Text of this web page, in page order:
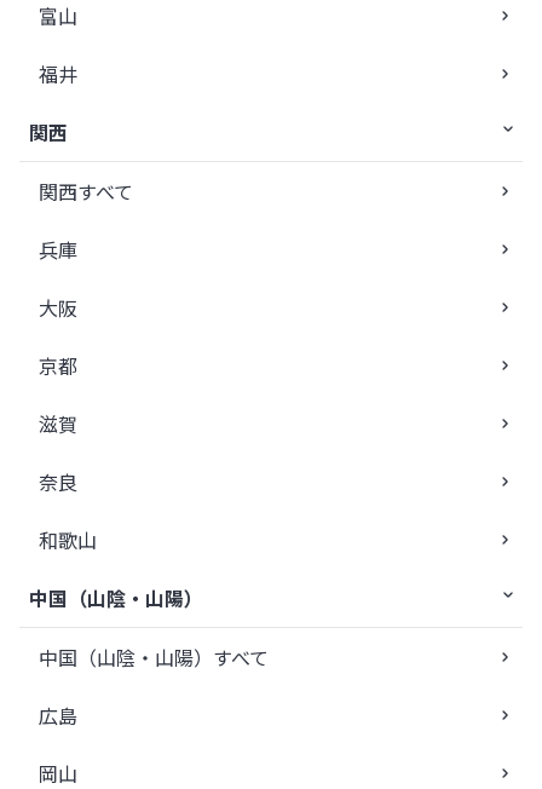
富山
福井
関西
関西すべて
兵庫
大阪
京都
滋賀
奈良
和歌山
中国（山陰・山陽）
中国（山陰・山陽）すべて
広島
岡山